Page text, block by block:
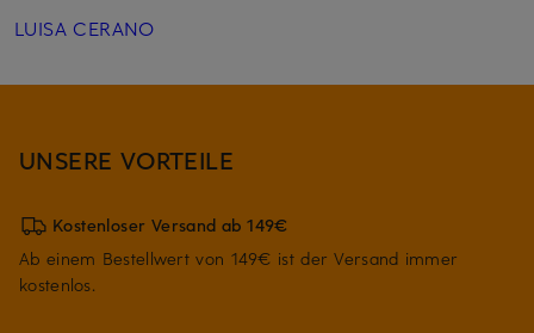
LUISA CERANO
UNSERE VORTEILE
Kostenloser Versand ab 149€
Ab einem Bestellwert von 149€ ist der Versand immer
kostenlos.